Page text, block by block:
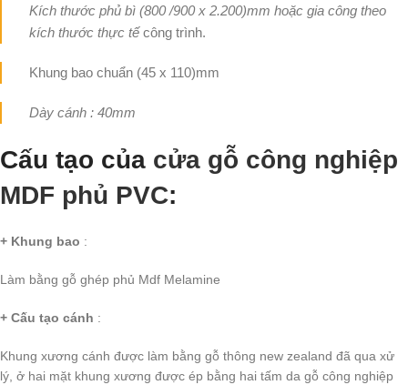
Kích thước phủ bì (800 /900 x 2.200)mm hoặc gia công theo
kích thước thực tếcông trình.
Khung bao chuẩn (45 x 110)mm
Dày cánh : 40mm
Cấu tạo của cửa gỗ công nghiệp
MDF phủ PVC:
+ Khung bao :
Làm bằng gỗ ghép phủ Mdf Melamine
+ Cấu tạo cánh :
Khung xương cánh được làm bằng gỗ thông new zealand đã qua xử
lý, ở hai mặt khung xương được ép bằng hai tấm da gỗ công nghiệp